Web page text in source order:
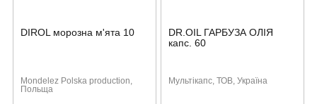
DIROL морозна м'ята 10
Mondelez Polska production,
Польща
DR.OIL ГАРБУЗА ОЛІЯ
капс. 60
Мультікапс, ТОВ, Україна